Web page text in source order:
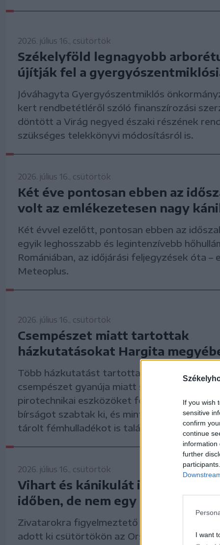
If you wish
sensitive
confirm
continue
information
further
I want
2026. július 16., csütörtök
Székelyföld legnagyobb
újítják fel a
Jóváhagyta Gyergyószentmiklós
kert rendbetétléről szóló finanszírozási
döntött a Virág negyed északi részének
szükséges telekkönyvi módosításról is.
2026. július 16., csütörtök
Két éve pontosan ebben az
volt az emlékezetesen nagy
Két évvel ezelőtt, pontosan ebben az
egyik leghosszabb és legintenzívebb
Romániában, az időjárási feljegyzések óta –
Meteoplus.
2026. július 16., csütörtök
Csempészet miatt tartottak
házkutatásokat Hargita
Több házkutatást tartottak Hargita
csempészet gyanúja miatt szerdán. A
pirotechnikai eszközöket foglaltak le, több
bírságot szabtak ki, és mintegy 35 tonna
tárolt fémhulladékot is találtak.
2026. július 16., csütörtök
Vihart és kánikulát is mondanak
időben, de nem egy helyre
Zivatarokra figyelmeztető sárga jelzésű
adott ki csütörtökön az Országos